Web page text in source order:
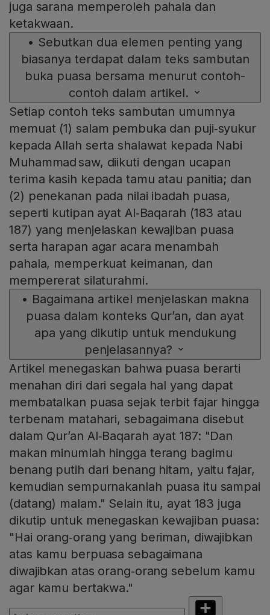
juga sarana memperoleh pahala dan
ketakwaan.
• Sebutkan dua elemen penting yang
biasanya terdapat dalam teks sambutan
buka puasa bersama menurut contoh-
contoh dalam artikel.
Setiap contoh teks sambutan umumnya
memuat (1) salam pembuka dan puji‑syukur
kepada Allah serta shalawat kepada Nabi
Muhammad saw, diikuti dengan ucapan
terima kasih kepada tamu atau panitia; dan
(2) penekanan pada nilai ibadah puasa,
seperti kutipan ayat Al‑Baqarah (183 atau
187) yang menjelaskan kewajiban puasa
serta harapan agar acara menambah
pahala, memperkuat keimanan, dan
mempererat silaturahmi.
• Bagaimana artikel menjelaskan makna
puasa dalam konteks Qur’an, dan ayat
apa yang dikutip untuk mendukung
penjelasannya?
Artikel menegaskan bahwa puasa berarti
menahan diri dari segala hal yang dapat
membatalkan puasa sejak terbit fajar hingga
terbenam matahari, sebagaimana disebut
dalam Qur’an Al‑Baqarah ayat 187: "Dan
makan minumlah hingga terang bagimu
benang putih dari benang hitam, yaitu fajar,
kemudian sempurnakanlah puasa itu sampai
(datang) malam." Selain itu, ayat 183 juga
dikutip untuk menegaskan kewajiban puasa:
"Hai orang‑orang yang beriman, diwajibkan
atas kamu berpuasa sebagaimana
diwajibkan atas orang‑orang sebelum kamu
agar kamu bertakwa."